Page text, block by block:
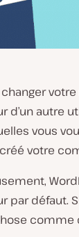
d’un autre
vous
votre
par défaut.
comme